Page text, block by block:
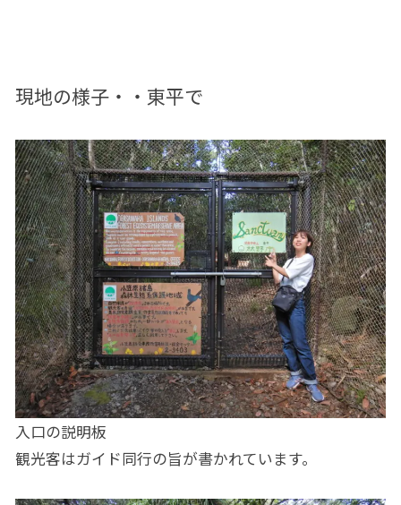
現地の様子・・東平で
入口の説明板
観光客はガイド同行の旨が書かれています。